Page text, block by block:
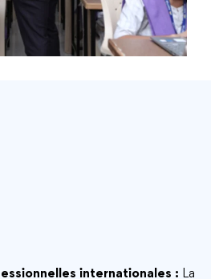
internationales : La